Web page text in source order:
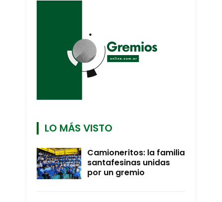
LO MÁS VISTO
Camioneritos: la familia
santafesinas unidas
por un gremio